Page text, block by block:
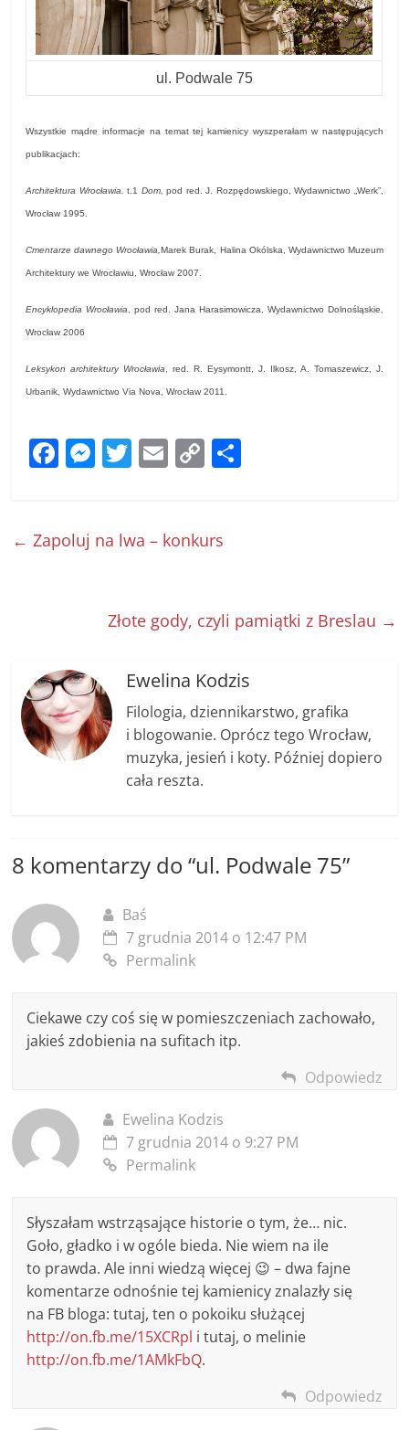
ul. Podwale 75
Wszystkie mądre informacje na temat tej kamienicy wyszperałam w następujących
publikacjach:
Architektura Wrocławia. t.1 Dom, pod red. J. Rozpędowskiego, Wydawnictwo „Werk”,
Wrocław 1995.
Cmentarze dawnego Wrocławia,Marek Burak, Halina Okólska, Wydawnictwo Muzeum
Architektury we Wrocławiu, Wrocław 2007.
Encyklopedia Wrocławia , pod red. Jana Harasimowicza, Wydawnictwo Dolnośląskie,
Wrocław 2006
Leksykon architektury Wrocławia , red. R. Eysymontt, J. Ilkosz, A. Tomaszewicz, J.
Urbanik, Wydawnictwo Via Nova, Wrocław 2011.
F
e
M
e
er
T
er
E
l
C
y
k
← Zapoluj na lwa – konkurs
Złote gody, czyli pamiątki z Breslau →
Ewelina Kodzis
Filologia, dziennikarstwo, grafika
i blogowanie. Oprócz tego Wrocław,
muzyka, jesień i koty. Później dopiero
cała reszta.
8 komentarzy do “ul. Podwale 75”
Baś
7 grudnia 2014 o 12:47 PM
Permalink
Ciekawe czy coś się w pomieszczeniach zachowało,
jakieś zdobienia na sufitach itp.
Odpowiedz
Ewelina Kodzis
7 grudnia 2014 o 9:27 PM
Permalink
Słyszałam wstrząsające historie o tym, że… nic.
Goło, gładko i w ogóle bieda. Nie wiem na ile
to prawda. Ale inni wiedzą więcej 😉 – dwa fajne
komentarze odnośnie tej kamienicy znalazły się
na FB bloga: tutaj, ten o pokoiku służącej
http://on.fb.me/15XCRpl i tutaj, o melinie
http://on.fb.me/1AMkFbQ.
Odpowiedz